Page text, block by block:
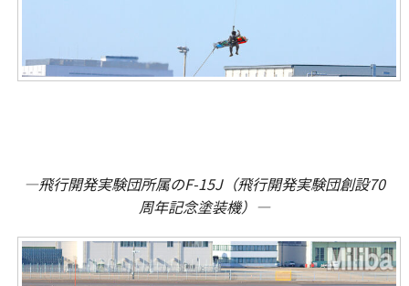
―飛行開発実験団所属のF-15J（飛行開発実験団創設70
周年記念塗装機）―